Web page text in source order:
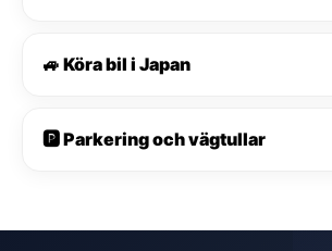
🚙 Köra bil i Japan
🅿️ Parkering och vägtullar